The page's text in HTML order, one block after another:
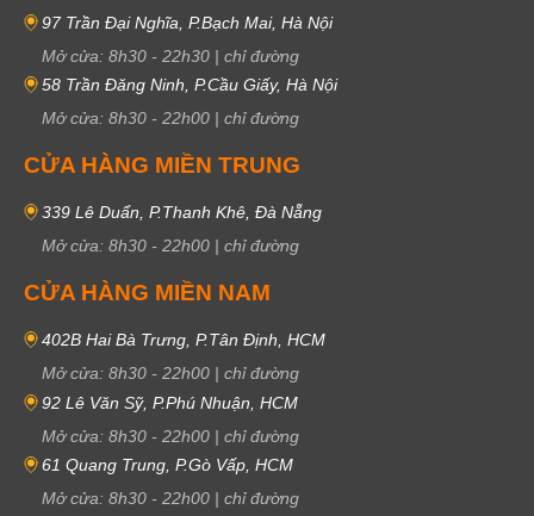
97 Trần Đại Nghĩa, P.Bạch Mai, Hà Nội
Mở cửa: 8h30 - 22h30 | chỉ đường
58 Trần Đăng Ninh, P.Cầu Giấy, Hà Nội
Mở cửa: 8h30 - 22h00 | chỉ đường
CỬA HÀNG MIỀN TRUNG
339 Lê Duẩn, P.Thanh Khê, Đà Nẵng
Mở cửa: 8h30 - 22h00 | chỉ đường
CỬA HÀNG MIỀN NAM
402B Hai Bà Trưng, P.Tân Định, HCM
Mở cửa: 8h30 - 22h00 | chỉ đường
92 Lê Văn Sỹ, P.Phú Nhuận, HCM
Mở cửa: 8h30 - 22h00 | chỉ đường
61 Quang Trung, P.Gò Vấp, HCM
Mở cửa: 8h30 - 22h00 | chỉ đường